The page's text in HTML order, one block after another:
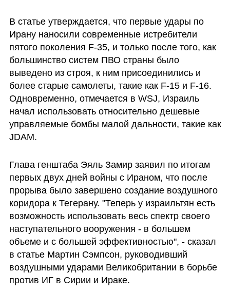
В статье утверждается, что первые удары по
Ирану наносили современные истребители
пятого поколения F-35, и только после того, как
большинство систем ПВО страны было
выведено из строя, к ним присоединились и
более старые самолеты, такие как F-15 и F-16.
Одновременно, отмечается в WSJ, Израиль
начал использовать относительно дешевые
управляемые бомбы малой дальности, такие как
JDAM.
Глава генштаба Эяль Замир заявил по итогам
первых двух дней войны с Ираном, что после
прорыва было завершено создание воздушного
коридора к Тегерану. "Теперь у израильтян есть
возможность использовать весь спектр своего
наступательного вооружения - в большем
объеме и с большей эффективностью", - сказал
в статье Мартин Сэмпсон, руководивший
воздушными ударами Великобритании в борьбе
против ИГ в Сирии и Ираке.